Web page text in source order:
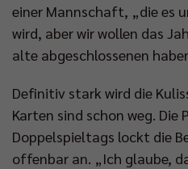
einer Mannschaft, „die es
wird, aber wir wollen das
alte abgeschlossenen
Definitiv stark wird die
Karten sind schon weg. Die
Doppelspieltags lockt die
offenbar an. „Ich glaube,